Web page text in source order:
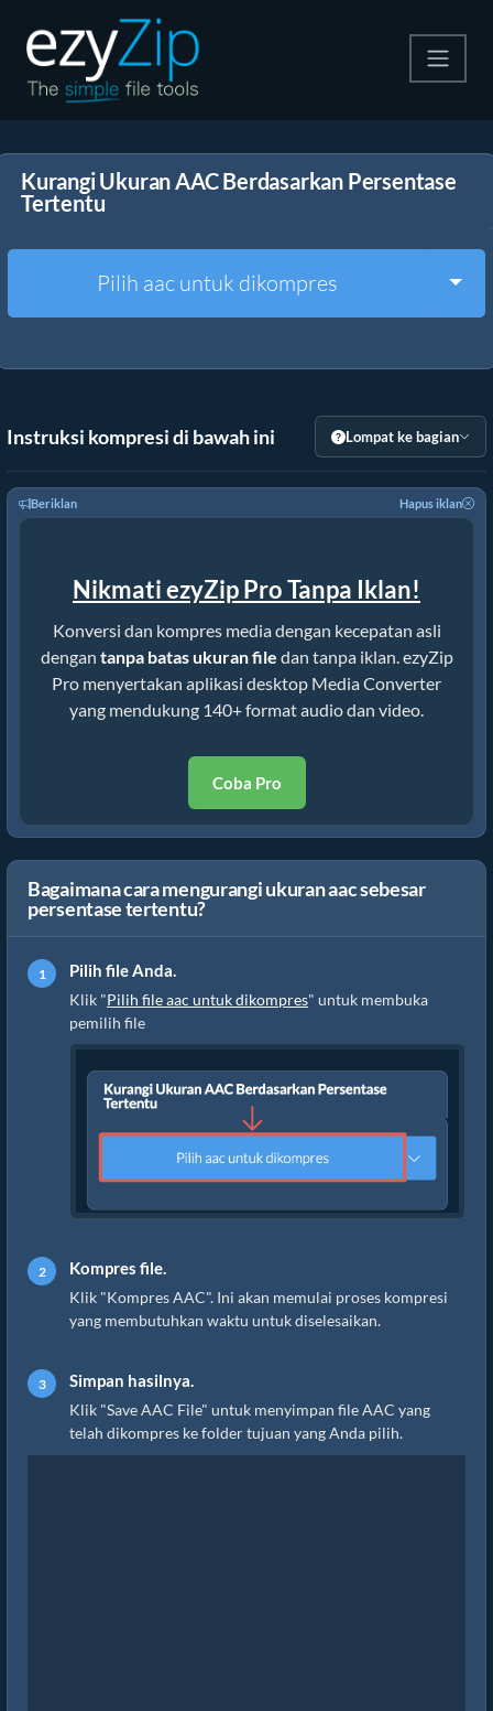
Ekstrak
Alat Lainnya
Kurangi Ukuran AAC Berdasarkan Persentase
Tertentu
Pilih aac untuk dikompres
Instruksi kompresi di bawah ini Lompat ke bagian
Beriklan Hapus iklan
Nikmati ezyZip Pro Tanpa Iklan!
Konversi dan kompres media dengan kecepatan asli
dengan tanpa batas ukuran file dan tanpa iklan. ezyZip
Pro menyertakan aplikasi desktop Media Converter
yang mendukung 140+ format audio dan video.
Coba Pro
Bagaimana cara mengurangi ukuran aac sebesar
persentase tertentu?
Pilih file Anda.
Klik "Pilih file aac untuk dikompres" untuk membuka
pemilih file
Kompres file.
Klik "Kompres AAC". Ini akan memulai proses kompresi
yang membutuhkan waktu untuk diselesaikan.
Simpan hasilnya.
Klik "Save AAC File" untuk menyimpan file AAC yang
telah dikompres ke folder tujuan yang Anda pilih.